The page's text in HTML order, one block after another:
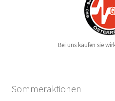
Bei uns kaufen sie
Sommeraktionen